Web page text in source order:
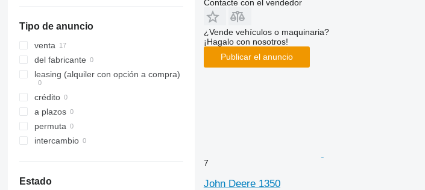
Tipo de anuncio
venta
del fabricante
leasing (alquiler con opción a compra)
crédito
a plazos
permuta
intercambio
Estado
Contacte con el vendedor
¿Vende vehículos o maquinaria?
¡Hagalo con nosotros!
Publicar el anuncio
7
John Deere 1350